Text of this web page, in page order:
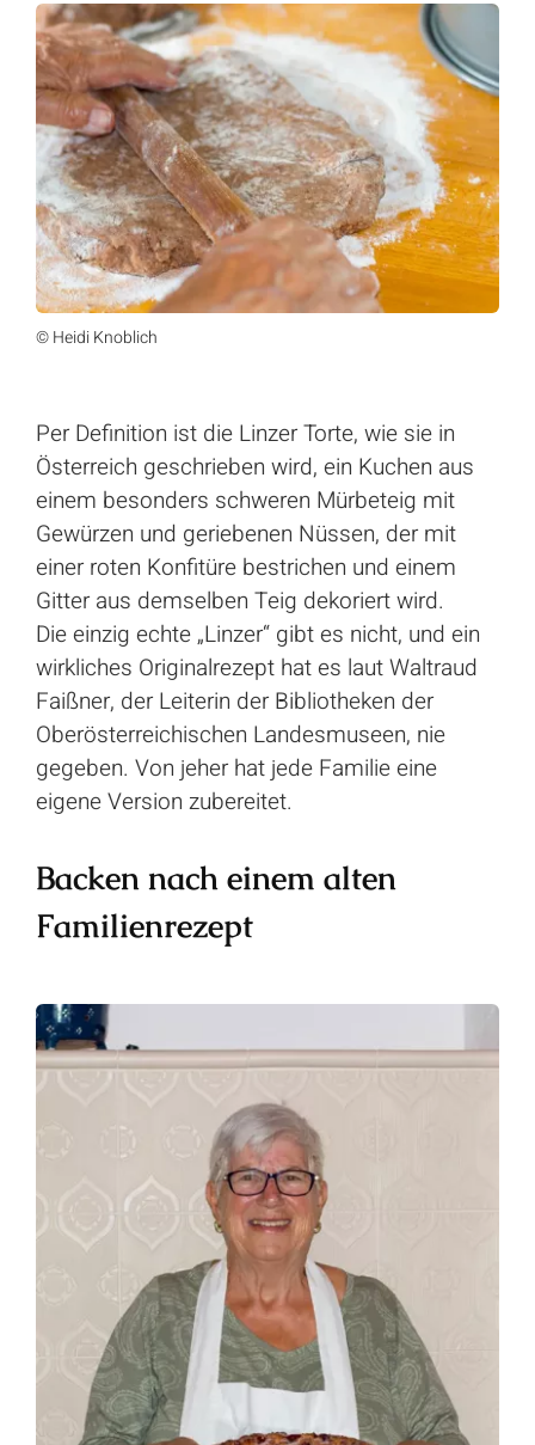
© Heidi Knoblich
Per Definition ist die Linzer Torte, wie sie in
Österreich geschrieben wird, ein Kuchen aus
einem besonders schweren Mürbeteig mit
Gewürzen und geriebenen Nüssen, der mit
einer roten Konfitüre bestrichen und einem
Gitter aus demselben Teig dekoriert wird.
Die einzig echte „Linzer“ gibt es nicht, und ein
wirkliches Originalrezept hat es laut Waltraud
Faißner, der Leiterin der Bibliotheken der
Oberösterreichischen Landesmuseen, nie
gegeben. Von jeher hat jede Familie eine
eigene Version zubereitet.
Backen nach einem alten
Familienrezept